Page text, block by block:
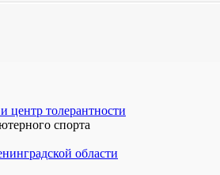
центр толерантности
спорта
области